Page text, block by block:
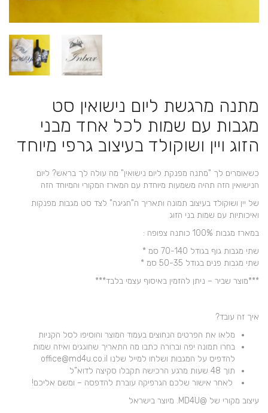
מתנה מרגשת ליום נישואין סט
מגבות עם שמות לכל אחד מבני
הזוג ויין ושוקולד בעיצוב גרפי מיוחד
כשאומרים לך "מתנה מפנקת ליום נישואין" מה עולה לך בראש? ליום
הנישואין הזה תהיה משמעות מיוחדת עם המארז המקורי והמיוחד הזה
של יין ושוקולד בעיצוב תמונה ותאריך ה"חגיגה" לצד סט מגבות מפנקות
ואיכותיות עם שמות בני הזוג
במארז מגבות 100% כותנה צפופה :
שתי מגבות גוף בגודל 70-140 סמ *
שתי מגבות פנים בגודל 50-35 סמ *
***מוצר שביר – ניתן להזמין באיסוף עצמי בלבד***
איך זה עובד?
מלאו את הפרטים הנחוצים בעמוד המוצר והוסיפו לסל הקניות
בחרו תמונה יפה וברורה כתבו מה התאריך שחוגגים ואיזה שמות
להדפיס על המגבות ושלחו למייל שלנו office@md4u.co.il
תוך 48 שעות מרגע הרכישה תקבלו סקיצה לדוא”ל
לאחר אישור שלכם הגרפיקה עוברת להדפסה – ומשם אליכם!
עיצוב מקורי של @MD4U. מיוצר בישראל